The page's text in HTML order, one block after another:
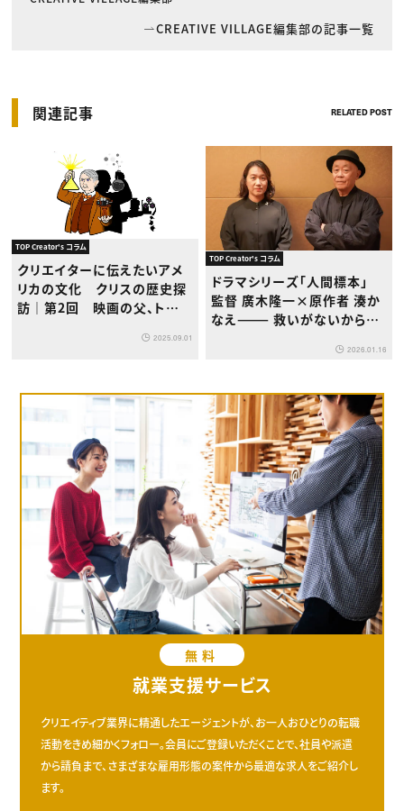
CREATIVE VILLAGE編集部の記事一覧
関連記事 RELATED POST
TOP Creator's コラム
クリエイターに伝えたいアメ
リカの文化 クリスの歴史探
訪｜第2回 映画の父、トーマ
2025.09.01
TOP Creator's コラム
ドラマシリーズ「人間標本」
監督 廣木隆一×原作者 湊か
なえ——— 救いがないからこ
2026.01.16
無料
就業支援サービス
クリエイティブ業界に精通したエージェントが、お一人おひとりの転職
活動をきめ細かくフォロー。会員にご登録いただくことで、社員や派遣
から請負まで、さまざまな雇用形態の案件から最適な求人をご紹介し
ます。